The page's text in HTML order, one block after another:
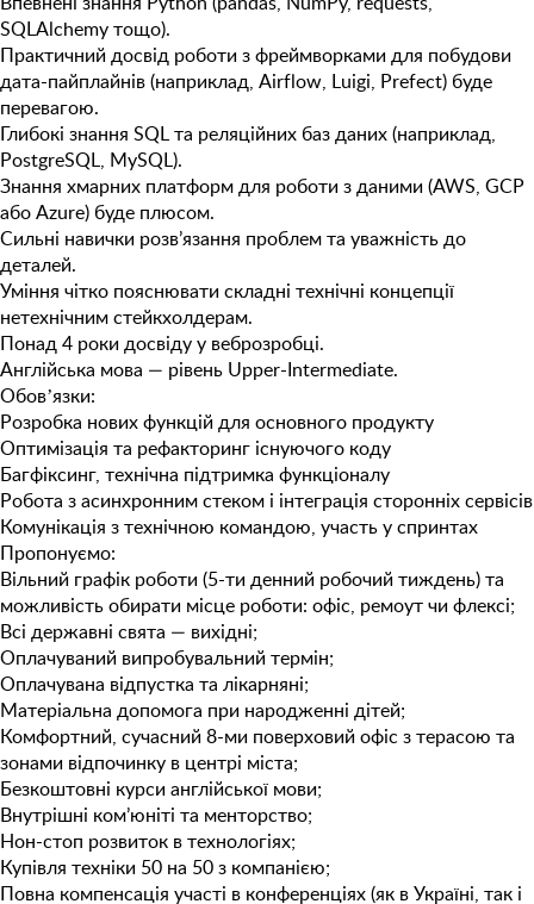
SQLAlchemy тощо).
Практичний досвід роботи з фреймворками для побудови
дата-пайплайнів (наприклад, Airflow, Luigi, Prefect) буде
перевагою.
Глибокі знання SQL та реляційних баз даних (наприклад,
PostgreSQL, MySQL).
Знання хмарних платформ для роботи з даними (AWS, GCP
або Azure) буде плюсом.
Сильні навички розв’язання проблем та уважність до
деталей.
Уміння чітко пояснювати складні технічні концепції
нетехнічним стейкхолдерам.
Понад 4 роки досвіду у веброзробці.
Англійська мова — рівень Upper-Intermediate.
Обовʼязки:
Розробка нових функцій для основного продукту
Оптимізація та рефакторинг існуючого коду
Багфіксинг, технічна підтримка функціоналу
Робота з асинхронним стеком і інтеграція сторонніх сервісів
Комунікація з технічною командою, участь у спринтах
Пропонуємо:
Вільний графік роботи (5-ти денний робочий тиждень) та
можливість обирати місце роботи: офіс, ремоут чи флексі;
Всі державні свята — вихідні;
Оплачуваний випробувальний термін;
Оплачувана відпустка та лікарняні;
Матеріальна допомога при народженні дітей;
Комфортний, сучасний 8-ми поверховий офіс з терасою та
зонами відпочинку в центрі міста;
Безкоштовнi курси англійської мови;
Внутрішні ком’юніті та менторство;
Нон-стоп розвиток в технологіях;
Купівля техніки 50 на 50 з компанією;
Повна компенсація участі в конференціях (як в Україні, так і